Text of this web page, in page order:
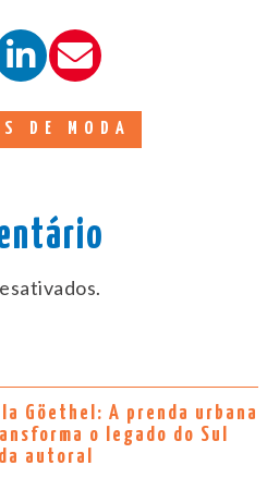
DE MODA
Göethel: A prenda urbana
o legado do Sul
autoral